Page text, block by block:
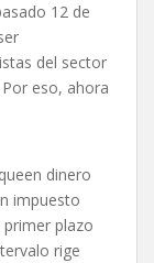
12 de
del sector
eso, ahora
dinero
impuesto
primer plazo
rige